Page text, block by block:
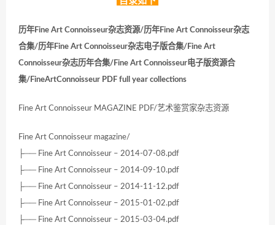
历年Fine Art Connoisseur杂志资源/历年Fine Art Connoisseur杂志
合集/历年Fine Art Connoisseur杂志电子版合集/Fine Art
Connoisseur杂志历年合集/Fine Art Connoisseur电子版资源合
集/FineArtConnoisseur PDF full year collections
Fine Art Connoisseur MAGAZINE PDF/艺术鉴赏家杂志资源
Fine Art Connoisseur magazine/
├── Fine Art Connoisseur – 2014-07-08.pdf
├── Fine Art Connoisseur – 2014-09-10.pdf
├── Fine Art Connoisseur – 2014-11-12.pdf
├── Fine Art Connoisseur – 2015-01-02.pdf
├── Fine Art Connoisseur – 2015-03-04.pdf